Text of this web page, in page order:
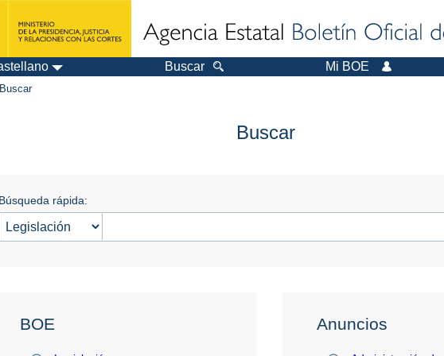
Buscar Mi BOE
Buscar
Buscar
Búsqueda rápida:
BOE Anuncios